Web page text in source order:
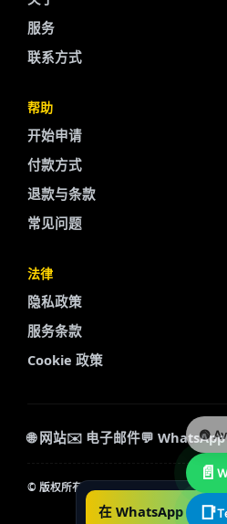
服务
联系方式
帮助
开始申请
付款方式
退款与条款
常见问题
法律
隐私政策
服务条款
Cookie 政策
🌐 网站✉️ 电子邮件💬 WhatsApp
© 版权所有。保留所有权利。.
在 WhatsApp 上聊天
🟢
📄
📑